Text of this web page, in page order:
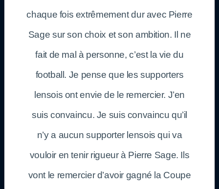
chaque fois extrêmement dur avec Pierre
Sage sur son choix et son ambition. Il ne
fait de mal à personne, c’est la vie du
football. Je pense que les supporters
lensois ont envie de le remercier. J’en
suis convaincu. Je suis convaincu qu’il
n’y a aucun supporter lensois qui va
vouloir en tenir rigueur à Pierre Sage. Ils
vont le remercier d’avoir gagné la Coupe